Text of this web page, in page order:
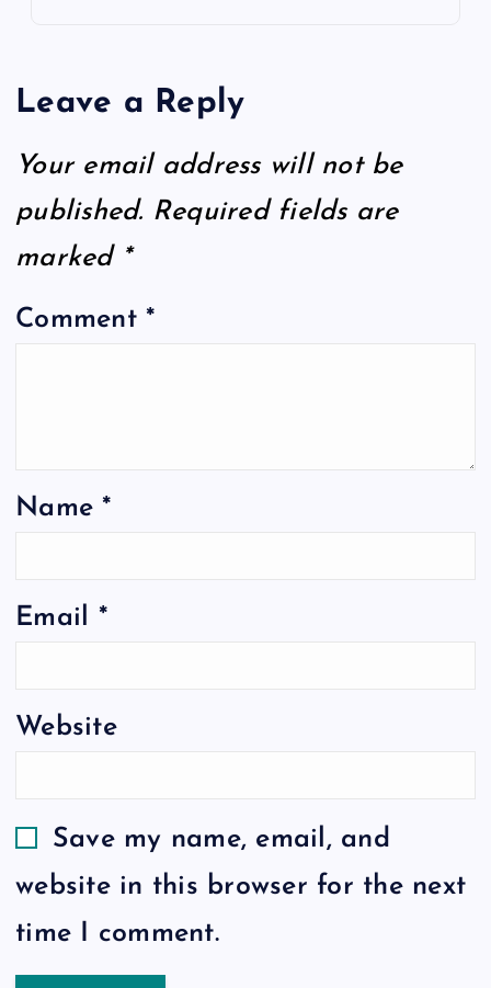
Leave a Reply
Your email address will not be
published. Required fields are
marked *
Comment*
Name*
Email *
Website
Save my name, email, and
website in this browser for the next
time I comment.